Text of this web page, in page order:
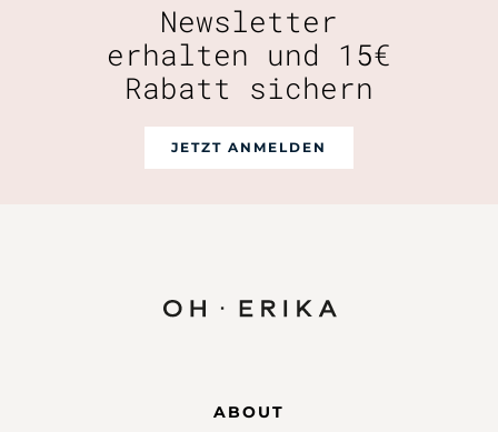
Newsletter
erhalten und 15€
Rabatt sichern
JETZT ANMELDEN
ABOUT